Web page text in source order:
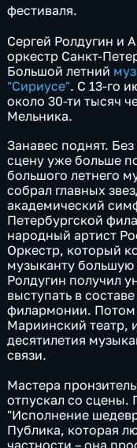
фестиваля.
Сергей Ролдугин и
оркестр Санкт-
Большой летний
"Сириусе". С 13-го
около 30-ти тысяч
Мельника.
Занавес поднят.
сцену уже больше
большого летнего
собрал главных
академический
Петербургской
народный артист
Оркестр, который
музыканту большую
Ролдугин получил
выступать в
филармонии. Потом
Мариинский театр,
десятилетия
связи.
Мастера
отпускал со сцены.
"Исполнение
Публика, которая
частности – она